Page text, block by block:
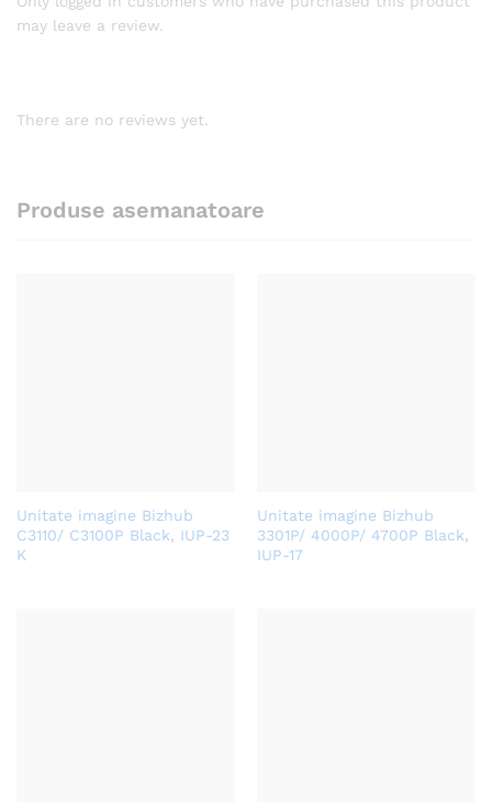
may leave a review.
There are no reviews yet.
Produse asemanatoare
Unitate imagine Bizhub
C3110/ C3100P Black, IUP-23
K
Unitate imagine Bizhub
3301P/ 4000P/ 4700P Black,
IUP-17